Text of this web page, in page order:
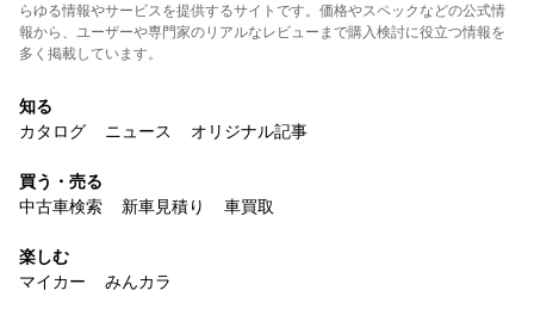
らゆる情報やサービスを提供するサイトです。価格やスペックなどの公式情
報から、ユーザーや専門家のリアルなレビューまで購入検討に役立つ情報を
多く掲載しています。
知る
カタログ
ニュース オリジナル記事
買う・売る
中古車検索
新車見積り 車買取
楽しむ
マイカー
みんカラ